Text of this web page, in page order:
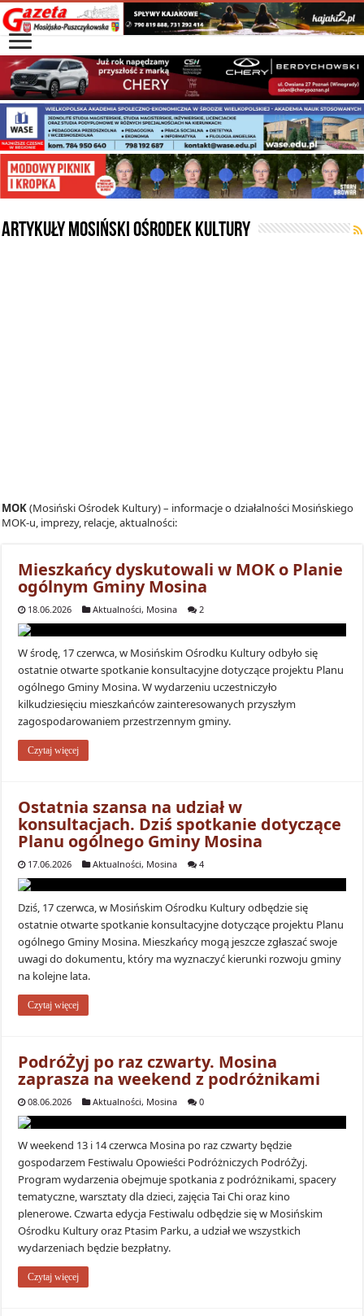
ArtykułyMosiński Ośrodek Kultury
MOK(Mosiński Ośrodek Kultury) – informacje o działalności Mosińskiego
MOK-u, imprezy, relacje, aktualności:
Mieszkańcy dyskutowali w MOK o Planie
ogólnym Gminy Mosina
18.06.2026 Aktualności, Mosina 2
W środę, 17 czerwca, w Mosińskim Ośrodku Kultury odbyło się
ostatnie otwarte spotkanie konsultacyjne dotyczące projektu Planu
ogólnego Gminy Mosina. W wydarzeniu uczestniczyło
kilkudziesięciu mieszkańców zainteresowanych przyszłym
zagospodarowaniem przestrzennym gminy.
Czytaj więcej
Ostatnia szansa na udział w
konsultacjach. Dziś spotkanie dotyczące
Planu ogólnego Gminy Mosina
17.06.2026 Aktualności, Mosina 4
Dziś, 17 czerwca, w Mosińskim Ośrodku Kultury odbędzie się
ostatnie otwarte spotkanie konsultacyjne dotyczące projektu Planu
ogólnego Gminy Mosina. Mieszkańcy mogą jeszcze zgłaszać swoje
uwagi do dokumentu, który ma wyznaczyć kierunki rozwoju gminy
na kolejne lata.
Czytaj więcej
PodróŻyj po raz czwarty. Mosina
zaprasza na weekend z podróżnikami
08.06.2026 Aktualności, Mosina 0
W weekend 13 i 14 czerwca Mosina po raz czwarty będzie
gospodarzem Festiwalu Opowieści Podróżniczych PodróŻyj.
Program wydarzenia obejmuje spotkania z podróżnikami, spacery
tematyczne, warsztaty dla dzieci, zajęcia Tai Chi oraz kino
plenerowe. Czwarta edycja Festiwalu odbędzie się w Mosińskim
Ośrodku Kultury oraz Ptasim Parku, a udział we wszystkich
wydarzeniach będzie bezpłatny.
Czytaj więcej